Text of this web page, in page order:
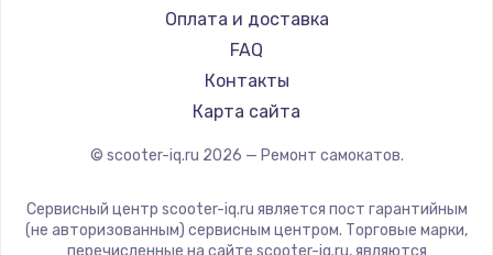
Segway
KIRIN
Оплата и доставка
FAQ
Контакты
Карта сайта
© scooter-iq.ru 2026 — Ремонт самокатов.
Сервисный центр scooter-iq.ru является пост гарантийным
(не авторизованным) сервисным центром. Торговые марки,
перечисленные на сайте scooter-iq.ru, являются